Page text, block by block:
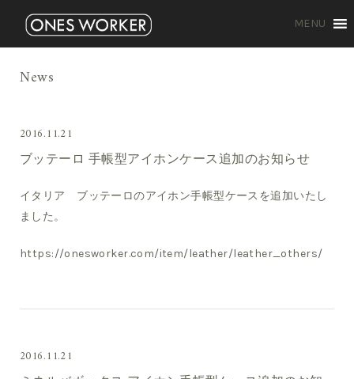
MENU
News
2016.11.21
ブッテーロ 手帳型アイホンケース追加のお知らせ
イタリア ブッテーロのアイホン手帳型ケースを追加いたし
ました。
https://onesworker.com/item/leather/leather_others/
2016.11.21